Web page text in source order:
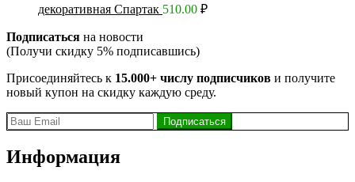
декоративная Спартак 510.00 ₽
Подписаться на новости
(Получи скидку 5% подписавшись)
Присоединяйтесь к 15.000+ числу подписчиков и получите
новый купон на скидку каждую среду.
Информация